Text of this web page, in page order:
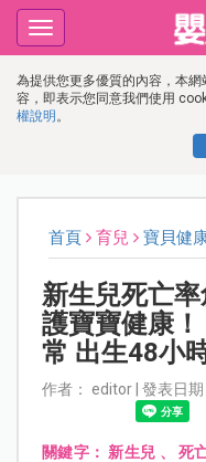
為提供您更多優質的內容，本
容，即表示您同意我們使用
權說明 。
Toggle
navigation
首頁 育兒 寶貝健
新生兒死亡
護寶寶健康
常 出生48小
作者： editor | 發表日
關鍵字： 新生兒 、死